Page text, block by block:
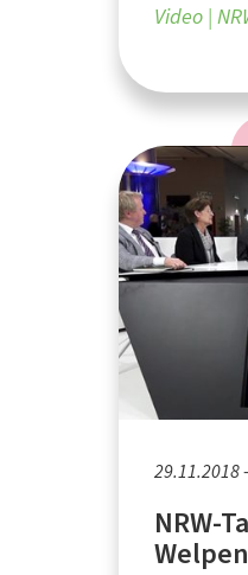
Video
29.11.2018
NRW-